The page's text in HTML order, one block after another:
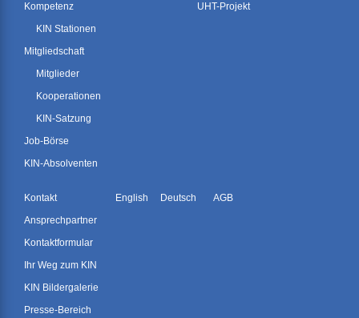
Kompetenz
KIN Stationen
Mitgliedschaft
Mitglieder
Kooperationen
KIN-Satzung
Job-Börse
KIN-Absolventen
UHT-Projekt
Kontakt
Ansprechpartner
Kontaktformular
Ihr Weg zum KIN
KIN Bildergalerie
Presse-Bereich
English Deutsch AGB